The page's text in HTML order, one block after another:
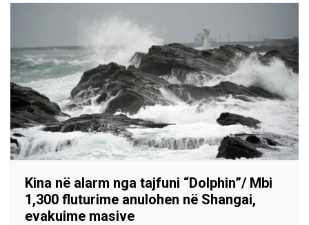
Kina në alarm nga tajfuni “Dolphin”/ Mbi
1,300 fluturime anulohen në Shangai,
evakuime masive